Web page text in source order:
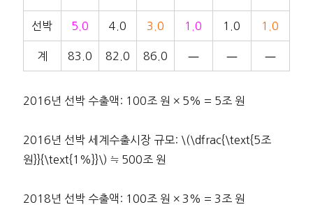
선박 5.0 4.0 3.0 1.0 1.0 1.0
계 83.0 82.0 86.0 ― ― ―
2016년 선박 수출액: 100조 원 × 5% = 5조 원
2016년 선박 세계수출시장 규모: \(\dfrac{\text{5조
원}}{\text{1%}}\) ≒ 500조 원
2018년 선박 수출액: 100조 원 × 3% = 3조 원